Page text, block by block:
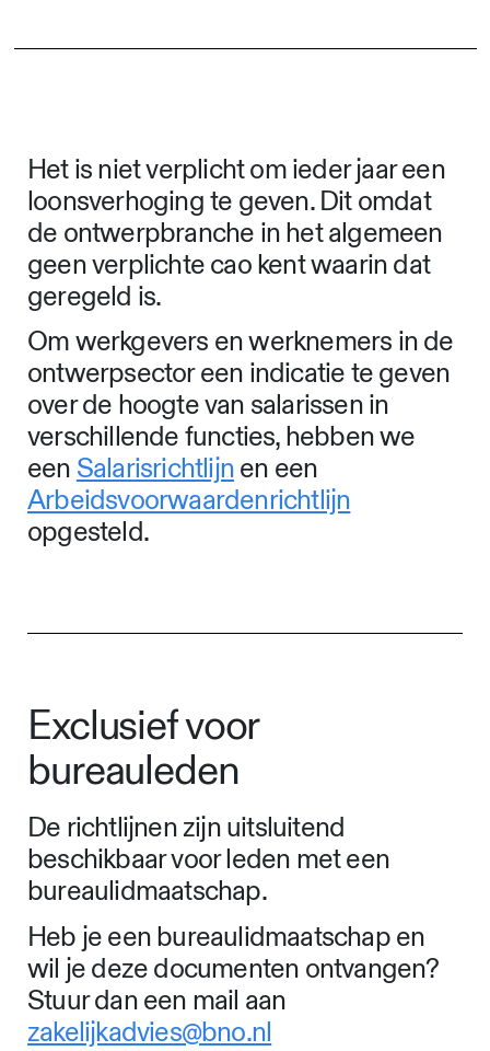
Het is niet verplicht om ieder jaar een
loonsverhoging te geven. Dit omdat
de ontwerpbranche in het algemeen
geen verplichte cao kent waarin dat
geregeld is.
Om werkgevers en werknemers in de
ontwerpsector een indicatie te geven
over de hoogte van salarissen in
verschillende functies, hebben we
een Salarisrichtlijnen een
Arbeidsvoorwaardenrichtlijn
opgesteld.
Exclusief voor
bureauleden
De richtlijnen zijn uitsluitend
beschikbaar voor leden met een
bureaulidmaatschap.
Heb je een bureaulidmaatschap en
wil je deze documenten ontvangen?
Stuur dan een mail aan
zakelijkadvies@bno.nl